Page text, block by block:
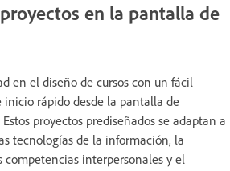
en la pantalla de
en el diseño de cursos con un fácil
inicio rápido desde la pantalla de
proyectos prediseñados se adaptan a
tecnologías de la información, la
competencias interpersonales y el